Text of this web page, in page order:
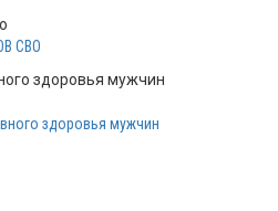
СВО
здоровья мужчин
здоровья мужчин